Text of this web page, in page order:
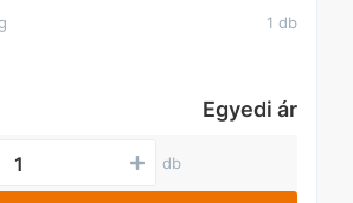
1 db
Egyedi ár
db